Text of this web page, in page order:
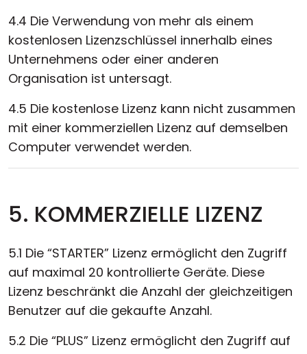
4.4 Die Verwendung von mehr als einem
kostenlosen Lizenzschlüssel innerhalb eines
Unternehmens oder einer anderen
Organisation ist untersagt.
4.5 Die kostenlose Lizenz kann nicht zusammen
mit einer kommerziellen Lizenz auf demselben
Computer verwendet werden.
5. KOMMERZIELLE LIZENZ
5.1 Die “STARTER” Lizenz ermöglicht den Zugriff
auf maximal 20 kontrollierte Geräte. Diese
Lizenz beschränkt die Anzahl der gleichzeitigen
Benutzer auf die gekaufte Anzahl.
5.2 Die “PLUS” Lizenz ermöglicht den Zugriff auf